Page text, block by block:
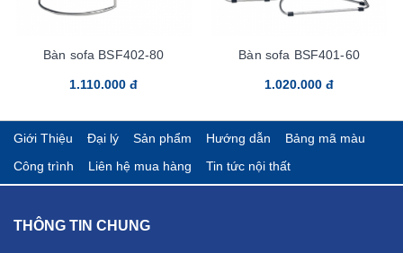
Bàn sofa BSF402-80
1.110.000 đ
Bàn sofa BSF401-60
1.020.000 đ
Giới Thiệu Đại lý Sản phẩm Hướng dẫn
Bảng mã màu
Công trình
Liên hệ mua hàng Tin tức nội thất
THÔNG TIN CHUNG